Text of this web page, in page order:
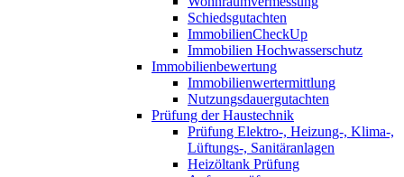
Schiedsgutachten
ImmobilienCheckUp
Immobilien Hochwasserschutz
Immobilienbewertung
Immobilienwertermittlung
Nutzungsdauergutachten
Prüfung der Haustechnik
Prüfung Elektro-, Heizung-, Klima-,
Lüftungs-, Sanitäranlagen
Heizöltank Prüfung